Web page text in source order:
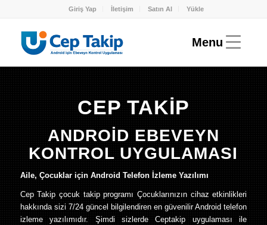
Giriş Yap İletişim Satın Al Yükle
CEP TAKİP
ANDROİD EBEVEYN
KONTROL UYGULAMASI
Aile, Çocuklar için Android Telefon İzleme Yazılımı
Cep Takip çocuk takip programı Çocuklarınızın cihaz etkinlikleri
hakkında sizi 7/24 güncel bilgilendiren en güvenilir Android telefon
izleme yazılımıdır. Şimdi sizlerde Ceptakip uygulaması ile